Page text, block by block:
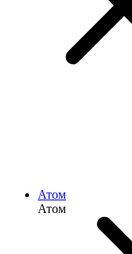
Атом
Атом